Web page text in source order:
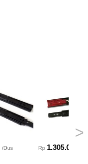
>
/Dus Rp 1.305.000